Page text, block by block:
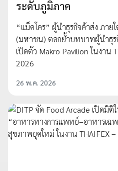
ระดับภูมิภาค
“แม็คโคร” ผู้นำธุรกิจค้าส่ง ภา
(มหาชน) ตอกย้ำบทบาทผู้นำธุร
เปิดตัว Makro Pavilion ในงาน
2026
26 พ.ค. 2026